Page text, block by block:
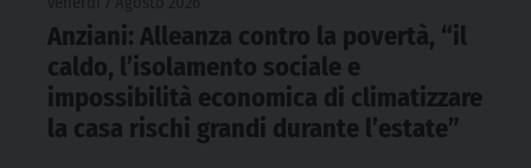
Anziani: Alleanza contro la povertà, “il
caldo, l’isolamento sociale e
impossibilità economica di climatizzare
la casa rischi grandi durante l’estate”